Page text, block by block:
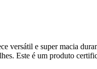
versátil e super macia
Este é um produto